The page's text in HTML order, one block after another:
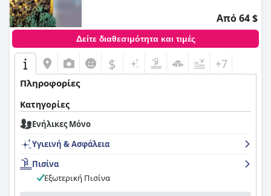
Από 64 $
Δείτε διαθεσιμότητα και τιμές
$ +7
Πληροφορίες
Κατηγορίες
Ενήλικες Μόνο
Υγιεινή & Ασφάλεια
Πισίνα
Εξωτερική Πισίνα